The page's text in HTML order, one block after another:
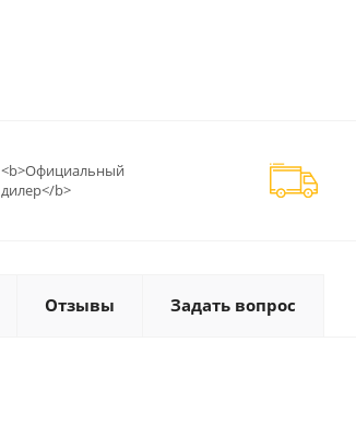
<b>Официальный
дилер</b>
Отзывы Задать вопрос